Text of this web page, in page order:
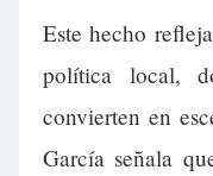
Este hecho
política local,
convierten en
García señala